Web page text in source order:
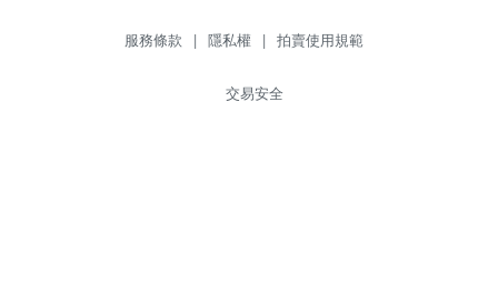
服務條款 | 隱私權 | 拍賣使用規範
交易安全